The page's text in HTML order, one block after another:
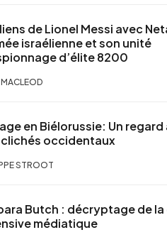
de Lionel Messi avec
israélienne et son unité
d’élite 8200
en Biélorussie: Un
occidentaux
STROOT
Butch : décryptage de la
médiatique